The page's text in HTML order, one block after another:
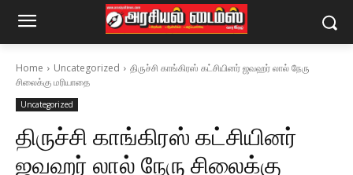
Home Uncategorized
திருச்சி காங்கிரஸ் கட்சியினர் ஜவஹர் லால் நேரு
சிலைக்கு மரியாதை
Uncategorized
திருச்சி காங்கிரஸ் கட்சியினர்
ஜவஹர் லால் நேரு சிலைக்கு